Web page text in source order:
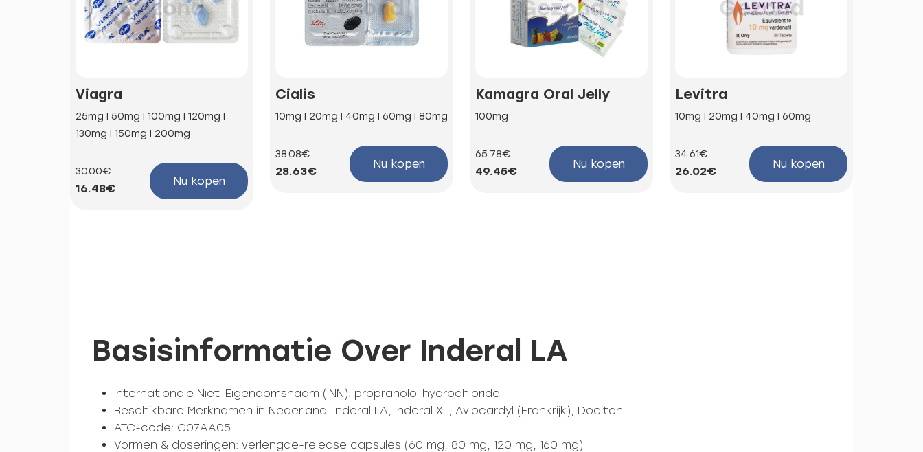
Viagra
25mg | 50mg | 100mg | 120mg |
130mg | 150mg | 200mg
30.00€
16.48€
Nu kopen
Cialis
10mg | 20mg | 40mg | 60mg | 80mg
38.08€
28.63€
Nu kopen
Kamagra Oral Jelly
100mg
65.78€
49.45€
Nu kopen
Levitra
10mg | 20mg | 40mg | 60mg
34.61€
26.02€
Nu kopen
Basisinformatie Over Inderal LA
Internationale Niet-Eigendomsnaam (INN): propranolol hydrochloride
Beschikbare Merknamen in Nederland: Inderal LA, Inderal XL, Avlocardyl (Frankrijk), Dociton
ATC-code: C07AA05
Vormen & doseringen: verlengde-release capsules (60 mg, 80 mg, 120 mg, 160 mg)